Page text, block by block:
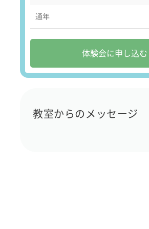
通年
体験会に申し込む
教室からのメッセージ